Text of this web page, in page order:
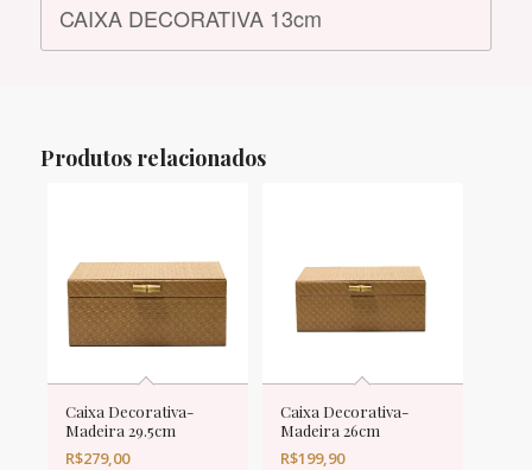
CAIXA DECORATIVA 13cm
Produtos relacionados
Caixa Decorativa-
Madeira 29.5cm
R$279,00
Caixa Decorativa-
Madeira 26cm
R$199,90